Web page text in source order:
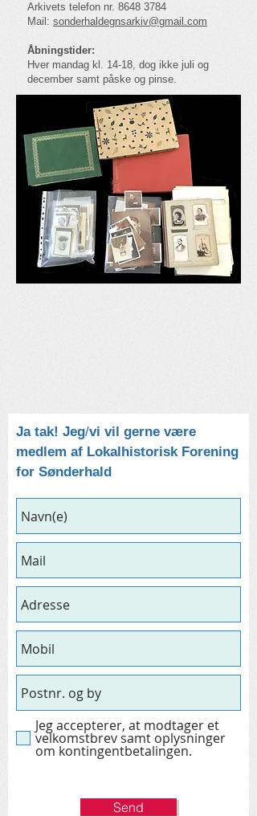
Arkivets telefon nr. 8648 3784
Mail: sonderhaldegnsarkiv@gmail.com
Åbningstider:
Hver mandag kl. 14-18, dog ikke juli og
december samt påske og pinse.
Ja tak! Jeg/vi vil gerne være
medlem af Lokalhistorisk Forening
for Sønderhald
Jeg accepterer, at modtager et
velkomstbrev samt oplysninger
om kontingentbetalingen.
Send